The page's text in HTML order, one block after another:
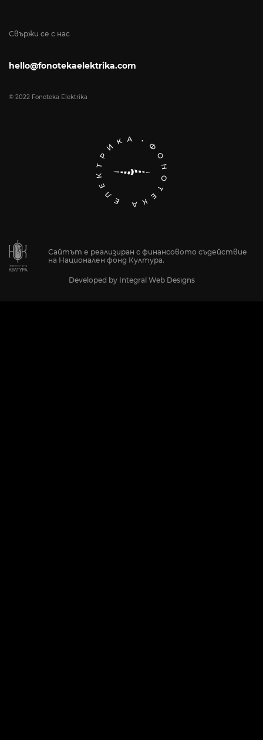
Свържи се с нас
hello@fonotekaelektrika.com
© 2022 Fonoteka Elektrika
Сайтът е реализиран с финансовото съдействие
на Национален фонд Култура.
Developed by Integral Web Designs